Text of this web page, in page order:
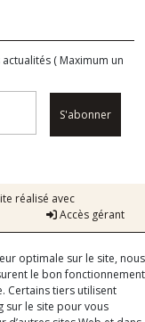
( Maximum un
S'abonner
réalisé avec
Accès gérant
optimale sur le site, nous
le bon fonctionnement
Certains tiers utilisent
sur le site pour vous